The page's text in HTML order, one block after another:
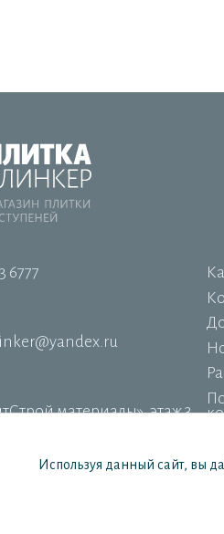
6777
материалы», этаж 3
магазине носят
Используя данный сайт, вы